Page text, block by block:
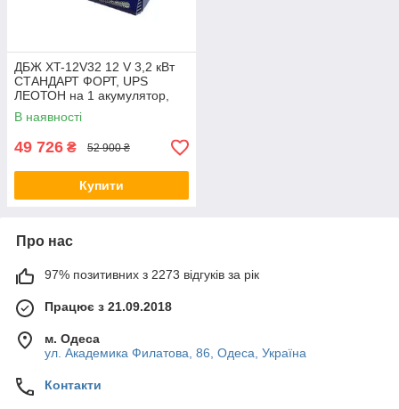
ДБЖ XT-12V32 12 V 3,2 кВт
СТАНДАРТ ФОРТ, UPS
ЛЕОТОН на 1 акумулятор,
джерело безперебійного
живлення ГАЛС-С
В наявності
49 726 ₴ 52 900 ₴
Купити
Про нас
97% позитивних з 2273 відгуків за рік
Працює з 21.09.2018
м. Одеса
ул. Академика Филатова, 86, Одеса, Україна
Контакти